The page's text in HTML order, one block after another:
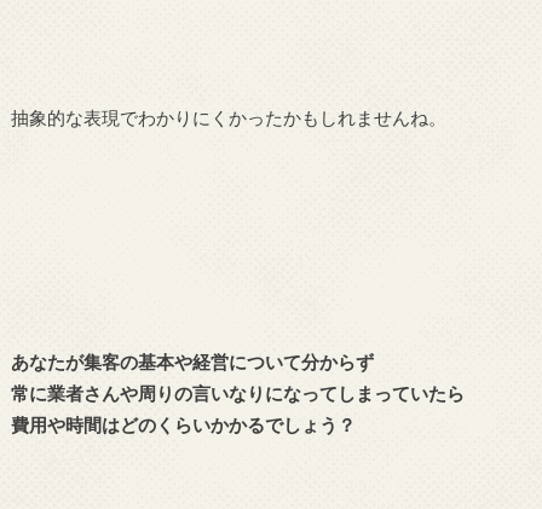
抽象的な表現でわかりにくかったかもしれませんね。
あなたが集客の基本や経営について分からず
常に業者さんや周りの言いなりになってしまっていたら
費用や時間はどのくらいかかるでしょう？